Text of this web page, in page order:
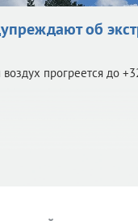
об
прогреется до